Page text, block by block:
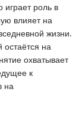
играет роль в
влияет на
жизни.
на
охватывает
к
на